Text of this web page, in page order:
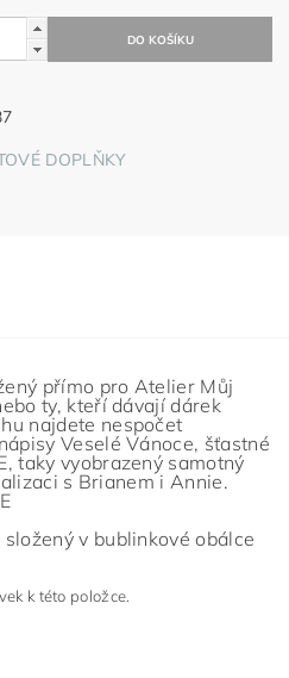
DOPLŇKY
přímo pro Atelier Můj
ty, kteří dávají dárek
najdete nespočet
Veselé Vánoce, šťastné
taky vyobrazený samotný
s Brianem i Annie.
v bublinkové obálce
k této položce.